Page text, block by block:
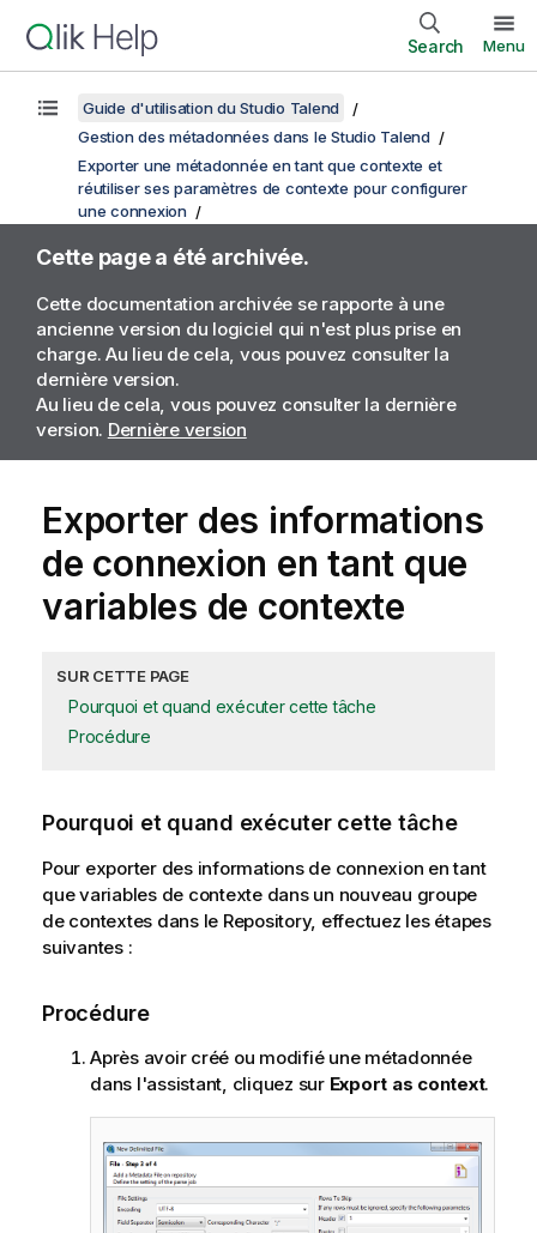
Search Menu
Guide d'utilisation du Studio Talend
Gestion des métadonnées dans le Studio Talend
Exporter une métadonnée en tant que contexte et
réutiliser ses paramètres de contexte pour configurer
une connexion
Cette page a été archivée.
Cette documentation archivée se rapporte à une
ancienne version du logiciel qui n'est plus prise en
charge. Au lieu de cela, vous pouvez consulter la
dernière version.
Au lieu de cela, vous pouvez consulter la dernière
version. Dernière version
Exporter des informations
de connexion en tant que
variables de contexte
SUR CETTE PAGE
Pourquoi et quand exécuter cette tâche
Procédure
Pourquoi et quand exécuter cette tâche
Pour exporter des informations de connexion en tant
que variables de contexte dans un nouveau groupe
de contextes dans le Repository, effectuez les étapes
suivantes :
Procédure
Après avoir créé ou modifié une métadonnée
dans l'assistant, cliquez sur Export as context.